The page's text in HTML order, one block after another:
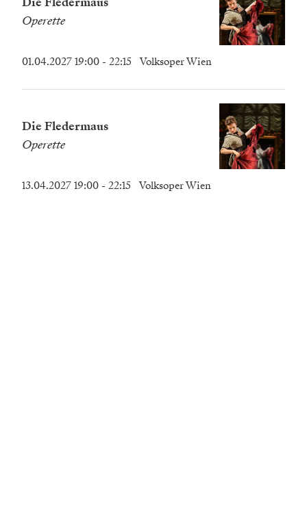
Operette
01.04.2027 19:00 - 22:15 Volksoper Wien
Die Fledermaus
Operette
13.04.2027 19:00 - 22:15 Volksoper Wien